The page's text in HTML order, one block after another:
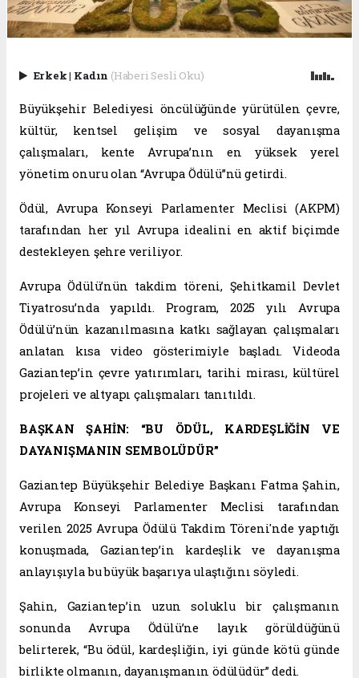
Erkek| Kadın (Haberi Sesli Oku)
Büyükşehir Belediyesi öncülüğünde yürütülen çevre,
kültür, kentsel gelişim ve sosyal dayanışma
çalışmaları, kente Avrupa’nın en yüksek yerel
yönetim onuru olan “Avrupa Ödülü”nü getirdi.
Ödül, Avrupa Konseyi Parlamenter Meclisi (AKPM)
tarafından her yıl Avrupa idealini en aktif biçimde
destekleyen şehre veriliyor.
Avrupa Ödülü’nün takdim töreni, Şehitkamil Devlet
Tiyatrosu’nda yapıldı. Program, 2025 yılı Avrupa
Ödülü’nün kazanılmasına katkı sağlayan çalışmaları
anlatan kısa video gösterimiyle başladı. Videoda
Gaziantep’in çevre yatırımları, tarihi mirası, kültürel
projeleri ve altyapı çalışmaları tanıtıldı.
BAŞKAN ŞAHİN: “BU ÖDÜL, KARDEŞLİĞİN VE
DAYANIŞMANIN SEMBOLÜDÜR”
Gaziantep Büyükşehir Belediye Başkanı Fatma Şahin,
Avrupa Konseyi Parlamenter Meclisi tarafından
verilen 2025 Avrupa Ödülü Takdim Töreni'nde yaptığı
konuşmada, Gaziantep’in kardeşlik ve dayanışma
anlayışıyla bu büyük başarıya ulaştığını söyledi.
Şahin, Gaziantep’in uzun soluklu bir çalışmanın
sonunda Avrupa Ödülü’ne layık görüldüğünü
belirterek, “Bu ödül, kardeşliğin, iyi günde kötü günde
birlikte olmanın, dayanışmanın ödülüdür” dedi.